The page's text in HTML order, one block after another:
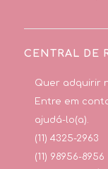
CENTRAL DE
Quer adquirir
Entre em
ajudá-lo(a).
(11) 4325-2963
(11) 98956-8956